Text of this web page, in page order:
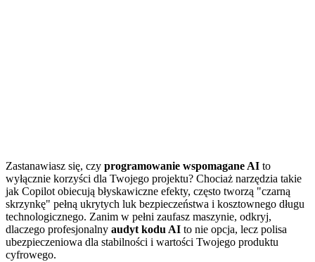
Zastanawiasz się, czy programowanie wspomagane AI to
wyłącznie korzyści dla Twojego projektu? Chociaż narzędzia takie
jak Copilot obiecują błyskawiczne efekty, często tworzą "czarną
skrzynkę" pełną ukrytych luk bezpieczeństwa i kosztownego długu
technologicznego. Zanim w pełni zaufasz maszynie, odkryj,
dlaczego profesjonalny audyt kodu AI to nie opcja, lecz polisa
ubezpieczeniowa dla stabilności i wartości Twojego produktu
cyfrowego.